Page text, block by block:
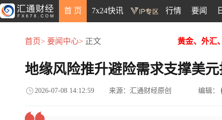
首 页 7x24快讯 行情 要闻
首页> 要闻中心> 正文 黄金、外汇
地缘风险推升避险需求支撑美
2026-07-08 14:12:59 来源：汇通财经原创 编辑：